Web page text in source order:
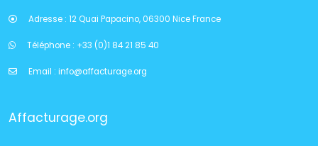
Adresse : 12 Quai Papacino, 06300 Nice France
Téléphone : +33 (0)1 84 21 85 40
Email : info@affacturage.org
Affacturage.org